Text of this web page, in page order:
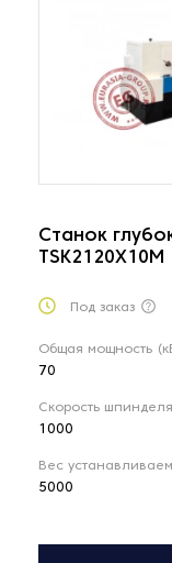
Станок
TSK2120X10M
Под заказ
Общая мощность
70
Скорость
1000
Вес
5000